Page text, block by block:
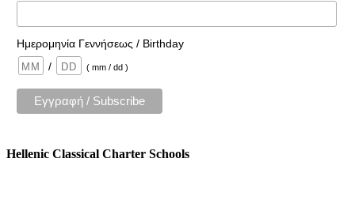
Ημερομηνία Γεννήσεως / Birthday
/
( mm / dd )
Hellenic Classical Charter Schools